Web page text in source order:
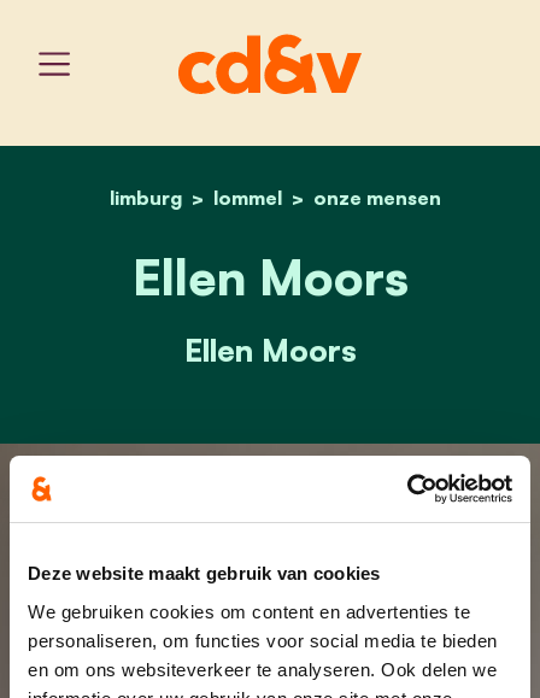
Deze website maakt gebruik van cookies
We gebruiken cookies om content en advertenties te
personaliseren, om functies voor social media te bieden
en om ons websiteverkeer te analyseren. Ook delen we
home
limburg lommel onze mensen
ellen moors
Ellen Moors
Ellen Moors